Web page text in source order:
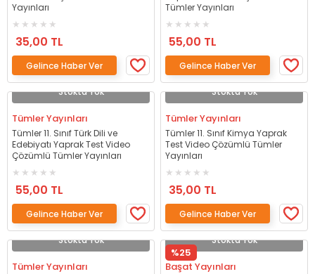
Yayınları
35,00 TL
Gelince Haber Ver
Tümler Yayınları
55,00 TL
Gelince Haber Ver
Stokta Yok
Tümler Yayınları
Tümler 11. Sınıf Türk Dili ve
Edebiyatı Yaprak Test Video
Çözümlü Tümler Yayınları
55,00 TL
Gelince Haber Ver
Stokta Yok
Tümler Yayınları
Tümler 11. Sınıf Kimya Yaprak
Test Video Çözümlü Tümler
Yayınları
35,00 TL
Gelince Haber Ver
Stokta Yok
Tümler Yayınları
Stokta Yok
%25
Başat Yayınları